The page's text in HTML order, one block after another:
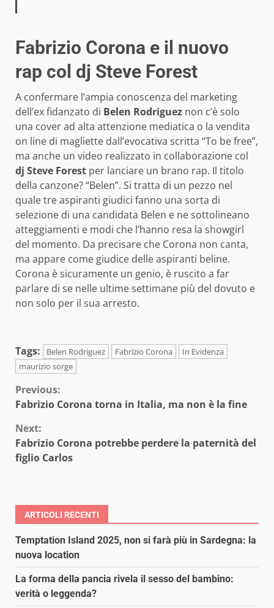
Fabrizio Corona e il nuovo
rap col dj Steve Forest
A confermare l’ampia conoscenza del marketing
dell’ex fidanzato di Belen Rodriguez non c’è solo
una cover ad alta attenzione mediatica o la vendita
on line di magliette dall’evocativa scritta “To be free”,
ma anche un video realizzato in collaborazione col
dj Steve Forest per lanciare un brano rap. Il titolo
della canzone? “Belen”. Si tratta di un pezzo nel
quale tre aspiranti giudici fanno una sorta di
selezione di una candidata Belen e ne sottolineano
atteggiamenti e modi che l’hanno resa la showgirl
del momento. Da precisare che Corona non canta,
ma appare come giudice delle aspiranti beline.
Corona è sicuramente un genio, è ruscito a far
parlare di se nelle ultime settimane più del dovuto e
non solo per il sua arresto.
Tags: Belen Rodriguez Fabrizio Corona
In Evidenza
maurizio sorge
Continue
Previous:
Fabrizio Corona torna in Italia, ma non è la fine
Next:
Fabrizio Corona potrebbe perdere la paternità del
figlio Carlos
ARTICOLI RECENTI
Temptation Island 2025, non si farà più in Sardegna: la
nuova location
La forma della pancia rivela il sesso del bambino:
verità o leggenda?